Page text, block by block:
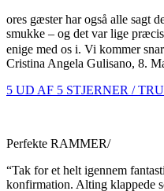
ores gæster har også alle sagt
smukke – og det var lige
enige med os i. Vi kommer
Cristina Angela Gulisano, 8.
5 UD AF 5 STJERNER /
Perfekte RAMMER/
“Tak for et helt igennem
konfirmation. Alting klappede